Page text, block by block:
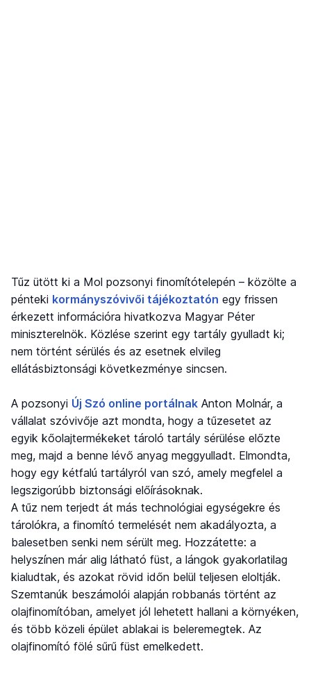
Tűz ütött ki a Mol pozsonyi finomítótelepén – közölte a
pénteki kormányszóvivői tájékoztatón egy frissen
érkezett információra hivatkozva Magyar Péter
miniszterelnök. Közlése szerint egy tartály gyulladt ki;
nem történt sérülés és az esetnek elvileg
ellátásbiztonsági következménye sincsen.
A pozsonyi Új Szó online portálnak Anton Molnár, a
vállalat szóvivője azt mondta, hogy a tűzesetet az
egyik kőolajtermékeket tároló tartály sérülése előzte
meg, majd a benne lévő anyag meggyulladt. Elmondta,
hogy egy kétfalú tartályról van szó, amely megfelel a
legszigorúbb biztonsági előírásoknak.
A tűz nem terjedt át más technológiai egységekre és
tárolókra, a finomító termelését nem akadályozta, a
balesetben senki nem sérült meg. Hozzátette: a
helyszínen már alig látható füst, a lángok gyakorlatilag
kialudtak, és azokat rövid időn belül teljesen eloltják.
Szemtanúk beszámolói alapján robbanás történt az
olajfinomítóban, amelyet jól lehetett hallani a környéken,
és több közeli épület ablakai is beleremegtek. Az
olajfinomító fölé sűrű füst emelkedett.